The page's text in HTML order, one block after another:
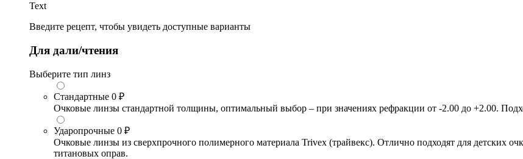
Text
Введите рецепт, чтобы увидеть доступные варианты
Для дали/чтения
Выберите тип линз
Стандартные 0 ₽
Очковые линзы стандартной толщины, оптимальный выбор – при значениях рефракции от -2.00 до +2.00.
Ударопрочные 0 ₽
Очковые линзы из сверхпрочного полимерного материала Trivex (трайвекс). Отлично подходят для детских
титановых оправ.